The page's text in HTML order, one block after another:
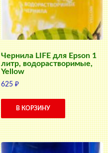
Чернила LIFE для Epson 1
литр, водорастворимые,
Yellow
625₽
В КОРЗИНУ